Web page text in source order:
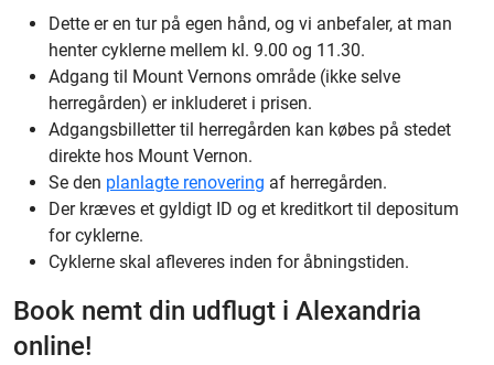
Dette er en tur på egen hånd, og vi anbefaler, at man
henter cyklerne mellem kl. 9.00 og 11.30.
Adgang til Mount Vernons område (ikke selve
herregården) er inkluderet i prisen.
Adgangsbilletter til herregården kan købes på stedet
direkte hos Mount Vernon.
Se den planlagte renovering af herregården.
Der kræves et gyldigt ID og et kreditkort til depositum
for cyklerne.
Cyklerne skal afleveres inden for åbningstiden.
Book nemt din udflugt i Alexandria
online!